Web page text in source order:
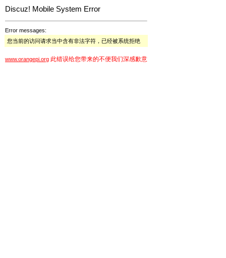
Discuz! Mobile System Error
Error messages:
您当前的访问请求当中含有非法字符，已经被系统拒绝
www.orangepi.org 此错误给您带来的不便我们深感歉意